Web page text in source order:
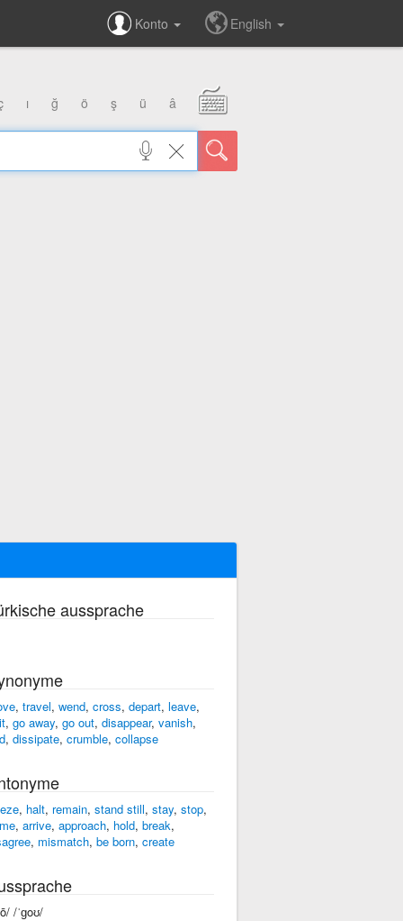
Konto English
ı ğ ö ş ü â
aussprache
, travel, wend, cross, depart, leave,
, go away, go out, disappear, vanish,
, dissipate, crumble, collapse
, halt, remain, stand still, stay, stop,
, arrive, approach, hold, break,
, mismatch, be born, create
/ˈɡoʊ/